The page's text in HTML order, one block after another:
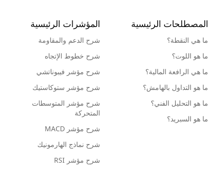
المصطلحات الرئيسية
ما هي النقطة؟
ما هو اللوت؟
ما هي الرافعة المالية؟
ما هو التداول بالهامش؟
ما هو التحليل الفني؟
ما هو السبريد؟
المؤشرات الرئيسية
شرح الدعم والمقاومة
شرح خطوط الإتجاه
شرح مؤشر فيبوناتشي
شرح مؤشر ستوكاستيك
شرح مؤشر المتوسطات
المتحركة
شرح مؤشر MACD
شرح نماذج الهارمونيك
شرح مؤشر RSI